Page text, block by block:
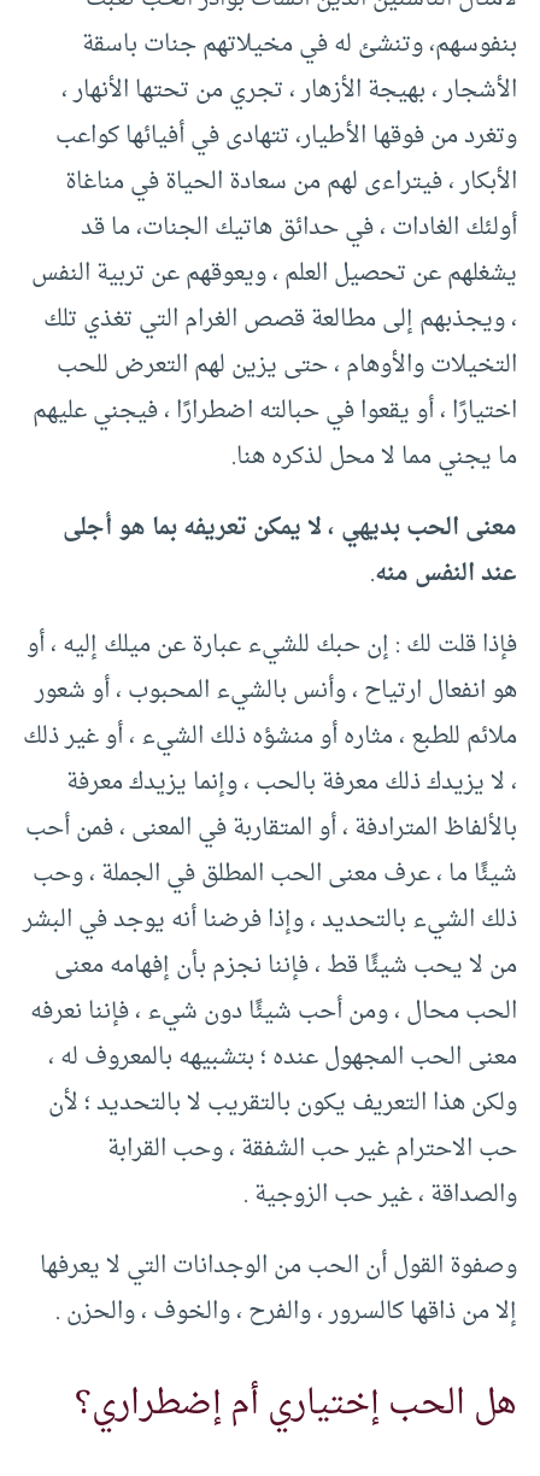
بنفوسهم، وتنشئ له في مخيلاتهم جنات باسقة
الأشجار ، بهيجة الأزهار ، تجري من تحتها الأنهار ،
وتغرد من فوقها الأطيار، تتهادى في أفيائها كواعب
الأبكار ، فيتراءى لهم من سعادة الحياة في مناغاة
أولئك الغادات ، في حدائق هاتيك الجنات، ما قد
يشغلهم عن تحصيل العلم ، ويعوقهم عن تربية النفس
، ويجذبهم إلى مطالعة قصص الغرام التي تغذي تلك
التخيلات والأوهام ، حتى يزين لهم التعرض للحب
اختيارًا ، أو يقعوا في حبالته اضطرارًا ، فيجني عليهم
ما يجني مما لا محل لذكره هنا.
معنى الحب بديهي ، لا يمكن تعريفه بما هو أجلى
عند النفس منه.
فإذا قلت لك : إن حبك للشيء عبارة عن ميلك إليه ، أو
هو انفعال ارتياح ، وأنس بالشيء المحبوب ، أو شعور
ملائم للطبع ، مثاره أو منشؤه ذلك الشيء ، أو غير ذلك
، لا يزيدك ذلك معرفة بالحب ، وإنما يزيدك معرفة
بالألفاظ المترادفة ، أو المتقاربة في المعنى ، فمن أحب
شيئًا ما ، عرف معنى الحب المطلق في الجملة ، وحب
ذلك الشيء بالتحديد ، وإذا فرضنا أنه يوجد في البشر
من لا يحب شيئًا قط ، فإننا نجزم بأن إفهامه معنى
الحب محال ، ومن أحب شيئًا دون شيء ، فإننا نعرفه
معنى الحب المجهول عنده ؛ بتشبيهه بالمعروف له ،
ولكن هذا التعريف يكون بالتقريب لا بالتحديد ؛ لأن
حب الاحترام غير حب الشفقة ، وحب القرابة
والصداقة ، غير حب الزوجية .
وصفوة القول أن الحب من الوجدانات التي لا يعرفها
إلا من ذاقها كالسرور ، والفرح ، والخوف ، والحزن .
هل الحب إختياري أم إضطراري؟